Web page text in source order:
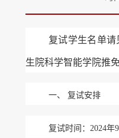
复试学生名单请
生院科学智能学院推
一、 复试安排
复试时间： 2024年